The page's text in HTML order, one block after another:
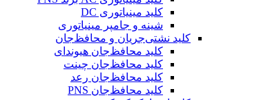
کلید مینیاتوری DC
شینه و جامپر مینیاتوری
کلید نشتی‌جریان و محافظ‌جان
کلید محافظ‌جان هیوندای
کلید محافظ‌جان چینت
کلید محافظ‌جان رعد
کلید محافظ‌جان PNS